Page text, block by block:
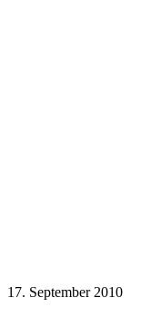
17. September 2010